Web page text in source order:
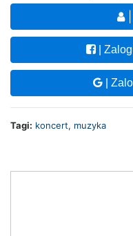
|
|
|
Tagi: koncert, muzyka